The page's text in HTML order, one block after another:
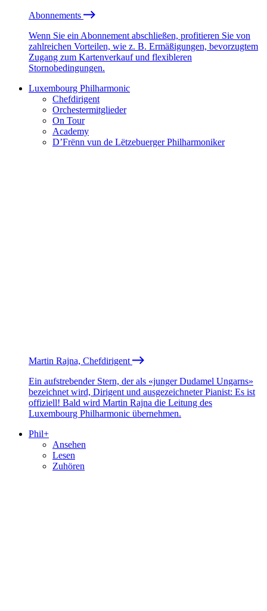
Abonnements
Wenn Sie ein Abonnement abschließen, profitieren Sie von
zahlreichen Vorteilen, wie z. B. Ermäßigungen, bevorzugtem
Zugang zum Kartenverkauf und flexibleren
Stornobedingungen.
Luxembourg Philharmonic
Chefdirigent
Orchestermitglieder
On Tour
Academy
D’Frënn vun de Lëtzebuerger Philharmoniker
Martin Rajna, Chefdirigent
Ein aufstrebender Stern, der als «junger Dudamel Ungarns»
bezeichnet wird, Dirigent und ausgezeichneter Pianist: Es ist
offiziell! Bald wird Martin Rajna die Leitung des
Luxembourg Philharmonic übernehmen.
Phil+
Ansehen
Lesen
Zuhören